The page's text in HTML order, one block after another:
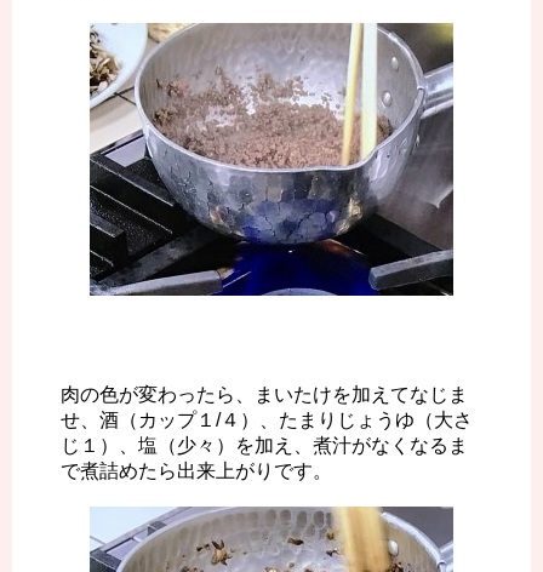
肉の色が変わったら、まいたけを加えてなじま
せ、酒（カップ１/４）、たまりじょうゆ（大さ
じ１）、塩（少々）を加え、煮汁がなくなるま
で煮詰めたら出来上がりです。